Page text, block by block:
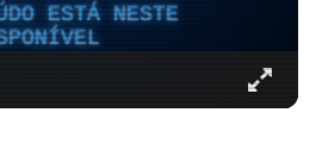
ESTÁ NESTE